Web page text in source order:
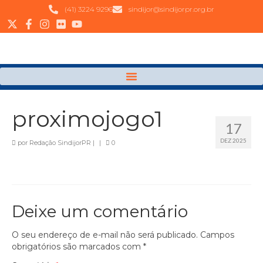
(41) 3224 9296 sindijor@sindijorpr.org.br
17
DEZ 2025
proximojogo1
por Redação SindijorPR | | 0
Deixe um comentário
O seu endereço de e-mail não será publicado. Campos
obrigatórios são marcados com *